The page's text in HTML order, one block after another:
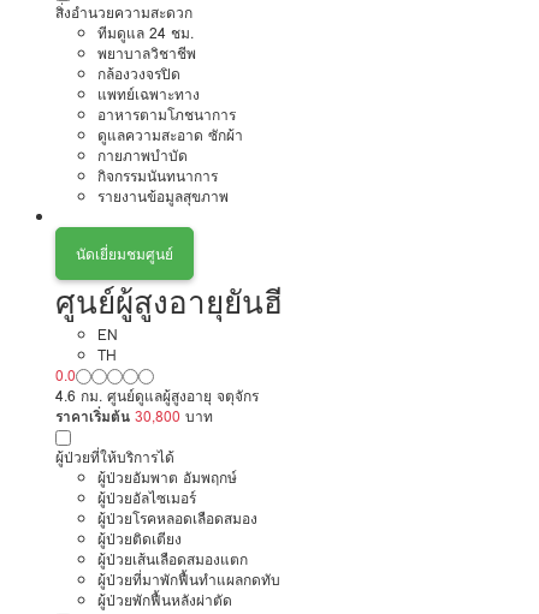
สิ่งอำนวยความสะดวก
ทีมดูแล 24 ชม.
พยาบาลวิชาชีพ
กล้องวงจรปิด
แพทย์เฉพาะทาง
อาหารตามโภชนาการ
ดูแลความสะอาด ซักผ้า
กายภาพบำบัด
กิจกรรมนันทนาการ
รายงานข้อมูลสุขภาพ
นัดเยี่ยมชมศูนย์
ศูนย์ผู้สูงอายุยันฮี
EN
TH
0.0
4.6 กม. ศูนย์ดูแลผู้สูงอายุ จตุจักร
ราคาเริ่มต้น 30,800 บาท
ผู้ป่วยที่ให้บริการได้
ผู้ป่วยอัมพาต อัมพฤกษ์
ผู้ป่วยอัลไซเมอร์
ผู้ป่วยโรคหลอดเลือดสมอง
ผู้ป่วยติดเตียง
ผู้ป่วยเส้นเลือดสมองแตก
ผู้ป่วยที่มาพักฟื้นทำแผลกดทับ
ผู้ป่วยพักฟื้นหลังผ่าตัด